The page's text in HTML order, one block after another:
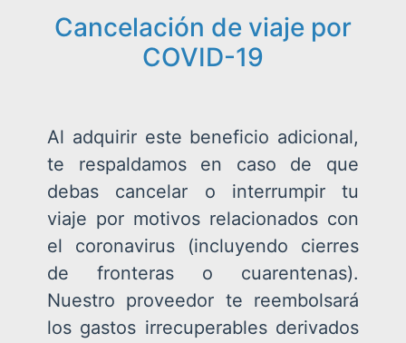
Cancelación de viaje por
COVID-19
Al adquirir este beneficio adicional,
te respaldamos en caso de que
debas cancelar o interrumpir tu
viaje por motivos relacionados con
el coronavirus (incluyendo cierres
de fronteras o cuarentenas).
Nuestro proveedor te reembolsará
los gastos irrecuperables derivados